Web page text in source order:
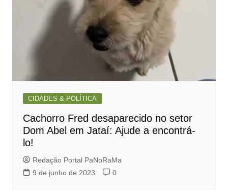
CIDADES & POLÍTICA
Cachorro Fred desaparecido no setor
Dom Abel em Jataí: Ajude a encontrá-
lo!
Redação Portal PaNoRaMa
9 de junho de 2023
0